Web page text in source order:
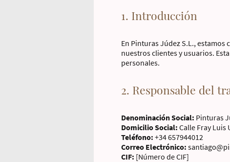
1. Introducción
En Pinturas Júdez S.L.,
nuestros clientes y usuarios.
personales.
2. Responsable del
Denominación Social: Pinturas
Domicilio Social: Calle Fray Luis
Teléfono: +34 657944012
Correo Electrónico:
CIF: [Número de CIF]